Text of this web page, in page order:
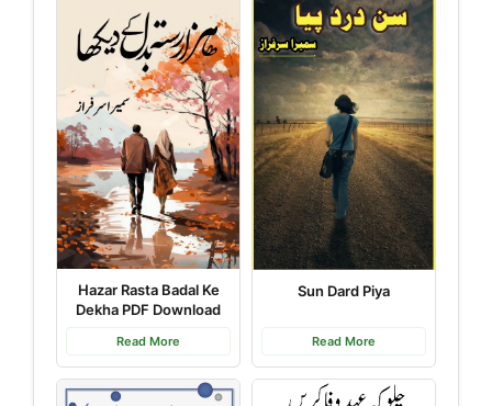
Hazar Rasta Badal Ke
Dekha PDF Download
Read More
Sun Dard Piya
Read More